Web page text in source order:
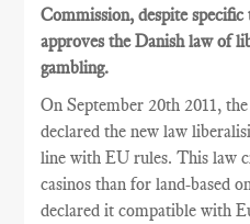
Commission, despite specific
approves the Danish law of
gambling.
On September 20th 2011,
declared the new law
line with EU rules. This law
casinos than for land-based
declared it compatible with